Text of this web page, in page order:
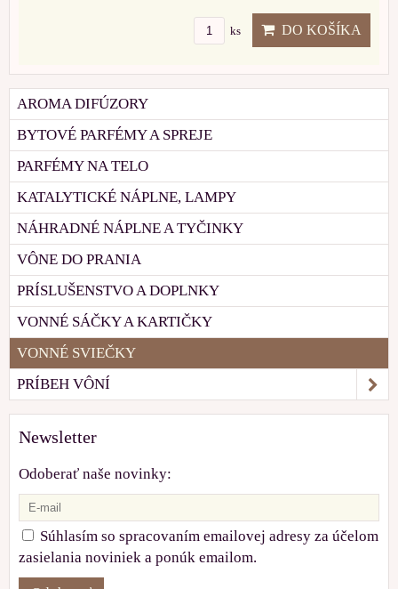
ks DO KOŠÍKA
AROMA DIFÚZORY
BYTOVÉ PARFÉMY A SPREJE
PARFÉMY NA TELO
KATALYTICKÉ NÁPLNE, LAMPY
NÁHRADNÉ NÁPLNE A TYČINKY
VÔNE DO PRANIA
PRÍSLUŠENSTVO A DOPLNKY
VONNÉ SÁČKY A KARTIČKY
VONNÉ SVIEČKY
PRÍBEH VÔNÍ
Newsletter
Odoberať naše novinky:
Súhlasím so spracovaním emailovej adresy za účelom
zasielania noviniek a ponúk emailom.